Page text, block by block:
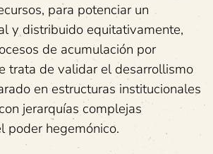
para potenciar un
y distribuido equitativamente,
de acumulación por
trata de validar el desarrollismo
en estructuras institucionales
jerarquías complejas
poder hegemónico.